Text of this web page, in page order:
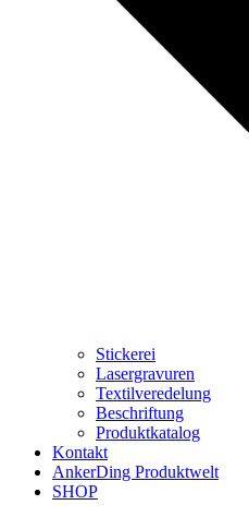
Stickerei
Lasergravuren
Textilveredelung
Beschriftung
Produktkatalog
Kontakt
AnkerDing Produktwelt
SHOP